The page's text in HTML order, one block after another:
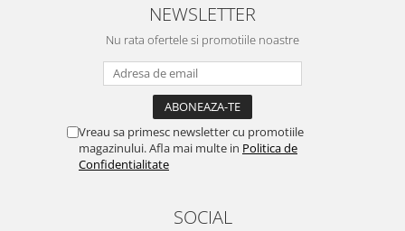
NEWSLETTER
Nu rata ofertele si promotiile noastre
Vreau sa primesc newsletter cu promotiile
magazinului. Afla mai multe in Politica de
Confidentialitate
SOCIAL